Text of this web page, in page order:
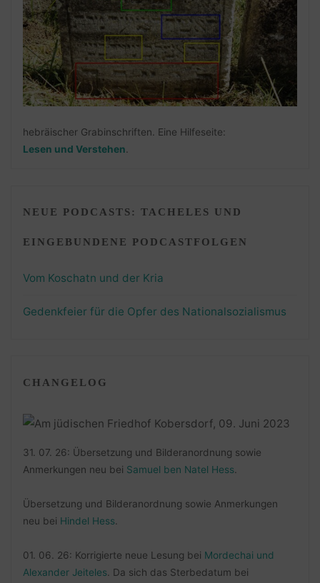
hebräischer Grabinschriften. Eine Hilfeseite:
Lesen und Verstehen
NEUE PODCASTS: TACHELES UND
EINGEBUNDENE PODCASTFOLGEN
Vom Koschatn und der Kria
Gedenkfeier für die Opfer des Nationalsozialismus
CHANGELOG
31. 07. 26: Übersetzung und Bilderanordnung sowie
Anmerkungen neu bei Samuel ben Natel Hess
Übersetzung und Bilderanordnung sowie Anmerkungen
neu bei Hindel Hess
01. 06. 26: Korrigierte neue Lesung bei Mordechai und
Alexander Jeiteles . Da sich das Sterbedatum bei